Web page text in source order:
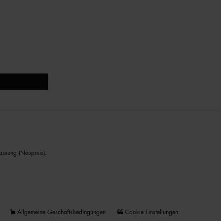
(Neupreis).
Allgemeine Geschäftsbedingungen Cookie Einstellungen